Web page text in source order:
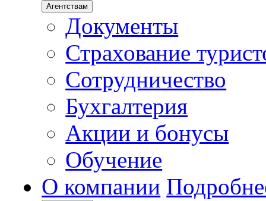
Агентствам
Документы
Страхование
Сотрудничество
Бухгалтерия
Акции и бонусы
Обучение
О компании